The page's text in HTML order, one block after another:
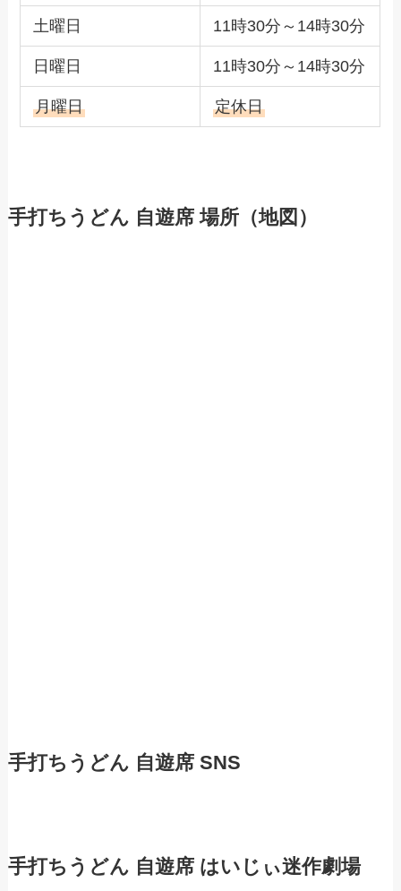
土曜日 11時30分～14時30分
日曜日 11時30分～14時30分
月曜日 定休日
手打ちうどん 自遊席 場所（地図）
手打ちうどん 自遊席 SNS
手打ちうどん 自遊席 はいじぃ迷作劇場